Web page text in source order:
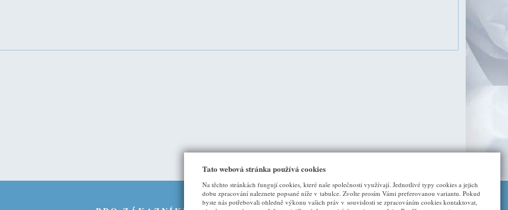
Tato webová stránka používá cookies
Na těchto stránkách fungují cookies, které naše společnosti využívají. Jednotlivé typy cookies a jejich
dobu zpracování naleznete popsané níže v tabulce. Zvolte prosím Vámi preferovanou variantu. Pokud
byste nás potřebovali ohledně výkonu vašich práv v souvislosti se zpracováním cookies kontaktovat,